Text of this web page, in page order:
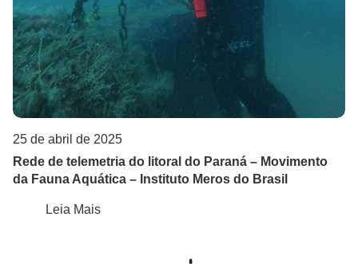
25 de abril de 2025
Rede de telemetria do litoral do Paraná – Movimento
da Fauna Aquática – Instituto Meros do Brasil
Leia Mais